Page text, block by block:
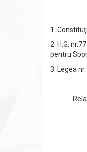
1.
2. H.G.
pentru
3. Legea
Relaţii